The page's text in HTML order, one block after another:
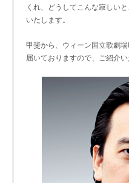
くれ、どうしてこんな寂しい
いたします。
甲斐から、ウィーン国立歌劇
届いておりますので、ご紹介い